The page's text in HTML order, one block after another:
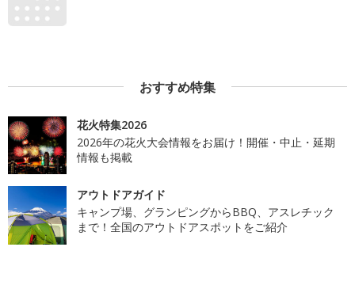
おすすめ特集
花火特集2026
2026年の花火大会情報をお届け！開催・中止・延期
情報も掲載
アウトドアガイド
キャンプ場、グランピングからBBQ、アスレチック
まで！全国のアウトドアスポットをご紹介